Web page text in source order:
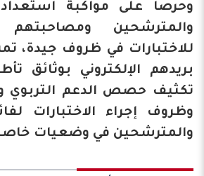
وحرصا على مواكبة
والمترشحين
للاختبارات في ظروف جيدة،
بريدهم الإلكتروني بوثائق
تكثيف حصص الدعم التربوي
وظروف إجراء الاختبارات
والمترشحين في وضعيات